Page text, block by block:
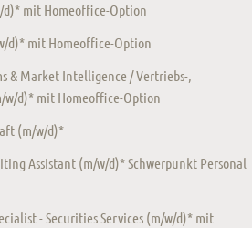
mit Homeoffice-Option
d)* mit Homeoffice-Option
& Market Intelligence / Vertriebs-,
d)* mit Homeoffice-Option
(m/w/d)*
Assistant (m/w/d)* Schwerpunkt Personal
- Securities Services (m/w/d)* mit